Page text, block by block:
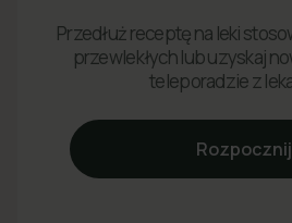
Przedłuż receptę na leki
przewlekłych lub uzyskaj
teleporadzie z
Rozpocznij